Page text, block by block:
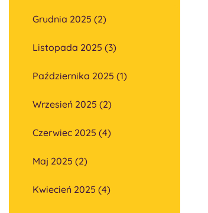
Grudnia 2025 (2)
Listopada 2025 (3)
Października 2025 (1)
Wrzesień 2025 (2)
Czerwiec 2025 (4)
Maj 2025 (2)
Kwiecień 2025 (4)